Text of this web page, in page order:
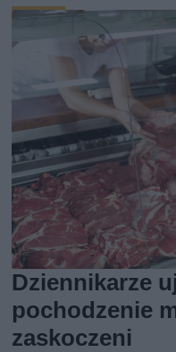
Dziennikarze
pochodzenie
zaskoczeni